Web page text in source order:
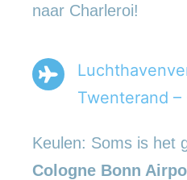
naar Charleroi!
Twenterand
Keulen: Soms is het
Cologne Bonn